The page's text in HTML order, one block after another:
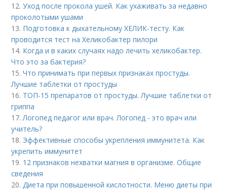
12.Уход после прокола ушей. Как ухаживать за недавно
проколотыми ушами
13. Подготовка к дыхательному ХЕЛИК-тесту. Как
проводится тест на Хеликобактер пилори
14. Когда и в каких случаях надо лечить хеликобактер.
Что это за бактерия?
15.Что принимать при первых признаках простуды.
Лучшие таблетки от простуды
16. ТОП-15 препаратов от простуды. Лучшие таблетки от
гриппа
17.Логопед педагог или врач. Логопед - это врач или
учитель?
18. Эффективные способы укрепления иммунитета. Как
укрепить иммунитет
19. 12 признаков нехватки магния в организме. Общие
сведения
20.Диета при повышенной кислотности. Меню диеты при